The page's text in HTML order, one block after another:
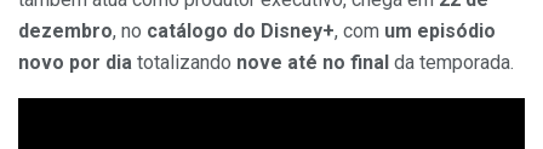
dezembro, no catálogo do Disney+, com um episódio
novo por dia totalizando nove até no final da temporada.